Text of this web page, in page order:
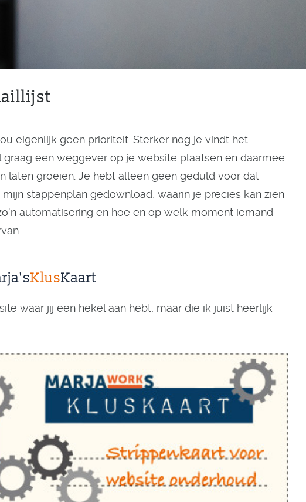
eigenlijk geen prioriteit. Sterker nog je vindt het
een weggever op je website plaatsen en daarmee
laten groeien. Je hebt alleen geen geduld voor dat
stappenplan gedownload, waarin je precies kan zien
automatisering en hoe en op welk moment iemand
KlusKaart
waar jij een hekel aan hebt, maar die ik juist heerlijk